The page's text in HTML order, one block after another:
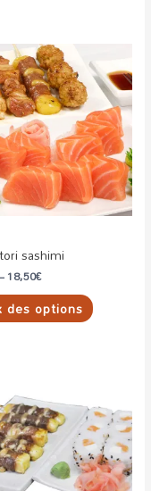
sashimi
18,50€
des options
produit
plusieurs
variations.
Les
options
peuvent
la
page